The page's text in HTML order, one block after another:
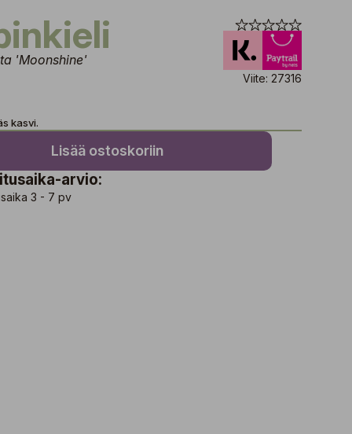
'Moonshine'
Viite: 27316
kasvi.
Lisää ostoskoriin
arvio:
3 - 7 pv